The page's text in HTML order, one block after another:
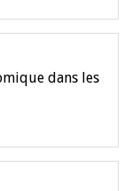
dans les